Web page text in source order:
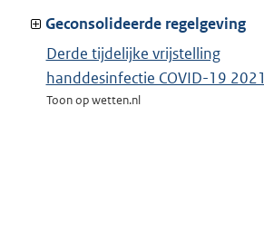
van:
Geconsolideerde regelgeving
Derde tijdelijke vrijstelling
handdesinfectie COVID-19 2021
Toon op wetten.nl